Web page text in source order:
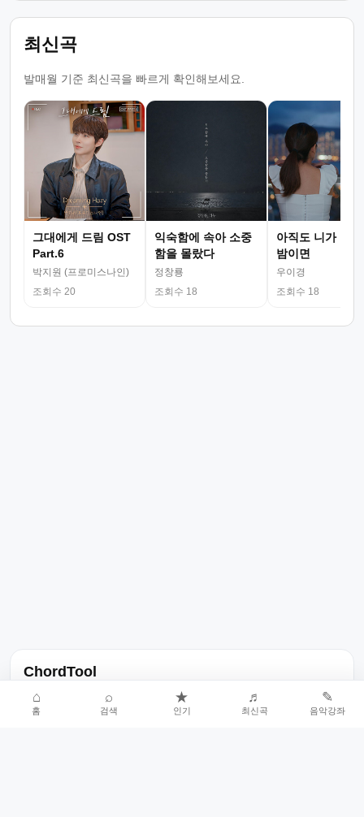
최신곡
발매월 기준 최신곡을 빠르게 확인해보세요.
그대에게 드림 OST
Part.6
박지원 (프로미스나인)
조회수 20
익숙함에 속아 소중
함을 몰랐다
정창룡
조회수 18
아직도 니가 그
밤이면
우이경
조회수 18
ChordTool
노래 가사, 곡 정보, 코드, 악보를 한곳에서 찾을 수 있는 음악 정보
서비스입니다.
⌂
홈
⌕
검색
★
인기
♬
최신곡
✎
음악강좌